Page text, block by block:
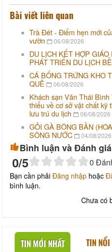
Bài viết liên quan
Trà Đét - Điểm hẹn mới
vườn
06/08/2026
DU LỊCH KẾT HỢP
PHÁT TRIỂN DU LỊCH
CÁ BỐNG TRỨNG KHO
QUÊ
06/08/2026
Khách sạn Văn Thái
thiểu về cơ sở vật chất kỹ
lưu trú du lịch
06/08/2026
GỎI GÀ BÔNG BẦN
SÔNG NƯỚC
04/08/2026
Bình luận và Đánh
0/5 0
Bạn cần phải Đăng nhập hoặc
bình luận.
Chưa có
TIN MỚI NHẤT TIN